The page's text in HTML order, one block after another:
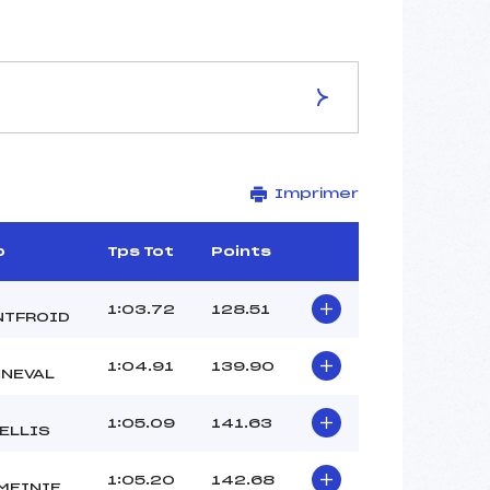
LE COL
2320
1595/10/00
11H15
FRAGALE INDIA (SA)
Imprimer
Tps Tot Points
1:03.72 128.51
1:04.91 139.90
1:05.09 141.63
1:05.20 142.68